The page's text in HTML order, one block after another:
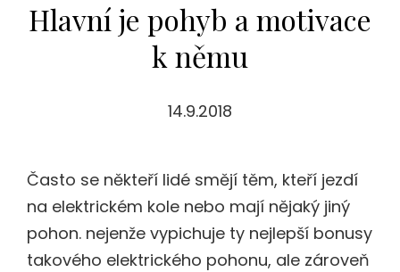
Hlavní je pohyb a motivace
k němu
14.9.2018
Často se někteří lidé smějí těm, kteří jezdí
na elektrickém kole nebo mají nějaký jiný
pohon. nejenže vypichuje ty nejlepší bonusy
takového elektrického pohonu, ale zároveň